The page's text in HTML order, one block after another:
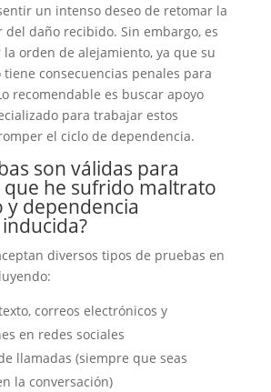
un intenso deseo de retomar la
del daño recibido. Sin embargo, es
orden de alejamiento, ya que su
consecuencias penales para
recomendable es buscar apoyo
para trabajar estos
el ciclo de dependencia.
son válidas para
he sufrido maltrato
y dependencia
diversos tipos de pruebas en
correos electrónicos y
en redes sociales
llamadas (siempre que seas
la conversación)